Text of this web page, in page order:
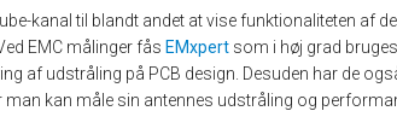
kanal til blandt andet at vise funktionaliteten af
EMC målinger fås EMxpert som i høj grad
af udstråling på PCB design. Desuden har de
man kan måle sin antennes udstråling og